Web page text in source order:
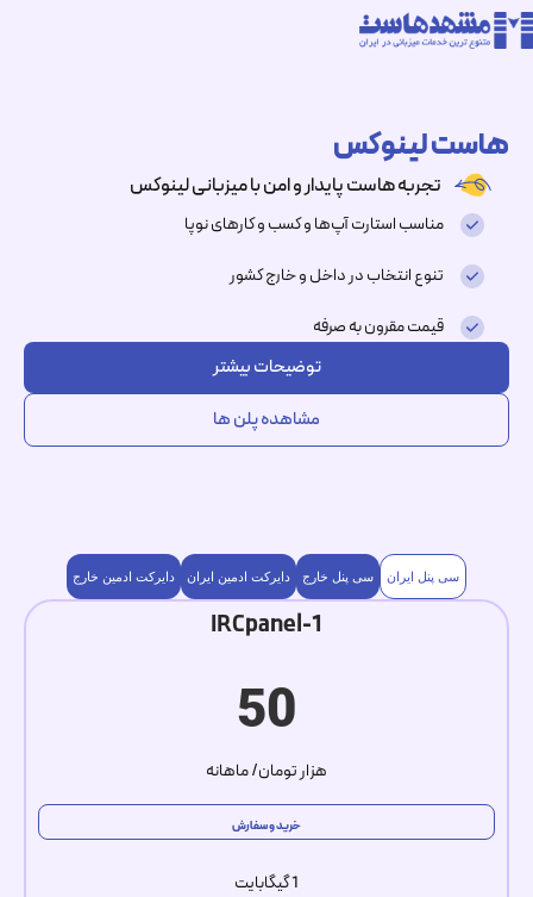
هاست لینوکس
تجربه هاست پایدار و امن با میزبانی لینوکس
مناسب استارت آپ‌ها و کسب و کارهای نوپا
تنوع انتخاب در داخل و خارج کشور
قیمت مقرون به صرفه
توضیحات بیشتر
مشاهده پلن ها
سی پنل ایران سی پنل خارج دایرکت ادمین ایران دایرکت ادمین خارج
IRCpanel-1
50
هزار تومان/ ماهانه
خرید و سفارش
1 گیگابایت